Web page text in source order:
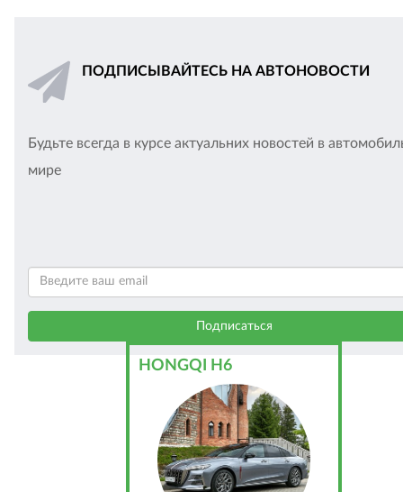
ПОДПИСЫВАЙТЕСЬ НА АВТОНОВОСТИ
Будьте всегда в курсе актуальних новостей в
мире
HONGQI H6